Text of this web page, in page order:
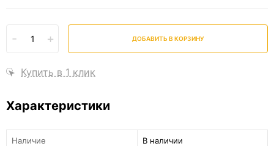
- + ДОБАВИТЬ В КОРЗИНУ
Купить в 1 клик
Характеристики
Наличие В наличии